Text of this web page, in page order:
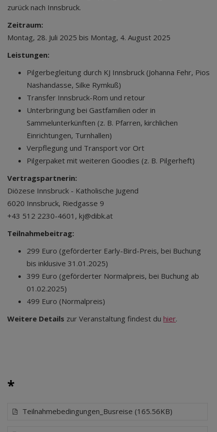
zurück nach Innsbruck.
Zeitraum:
Montag, 28. Juli 2025 bis Montag, 4. August 2025
Leistungen:
Pilgerbegleitung durch KJ Innsbruck (Johanna Fehr, Pios
Nashandasse, Silke Rymkuß)
Transfer Innsbruck-Rom und retour
Unterbringung bei Gastfamilien oder in
Sammelunterkünften (z. B. Pfarren, kirchlichen
Einrichtungen, Turnhallen)
Verpflegung und Transport vor Ort
Pilgerpaket mit weiteren Goodies (z. B. Pilgerheft)
Vertragspartnerin:
Diözese Innsbruck - Katholische Jugend
6020 Innsbruck, Riedgasse 9
+43 512 2230-4601, kj@dibk.at
Teilnahmebeitrag:
299 Euro (geförderter Early-Bird-Preis, bei Buchung
bis inklusive 31.01.2025)
399 Euro (geförderter Normalpreis, bei Buchung ab
01.02.2025)
499 Euro (Normalpreis)
Weitere Details zur Veranstaltung findest du hier.
*
Teilnahmebedingungen_Busreise (165.56KB)